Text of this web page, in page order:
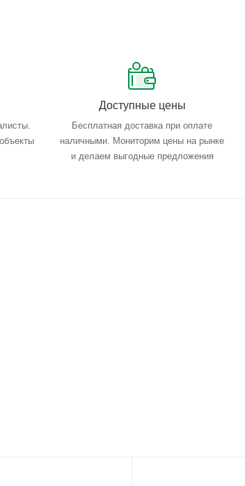
Доступные цены
Бесплатная доставка при оплате
наличными. Мониторим цены на рынке
и делаем выгодные предложения